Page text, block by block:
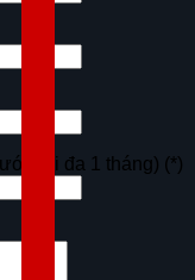
tối đa 1 tháng) (*)